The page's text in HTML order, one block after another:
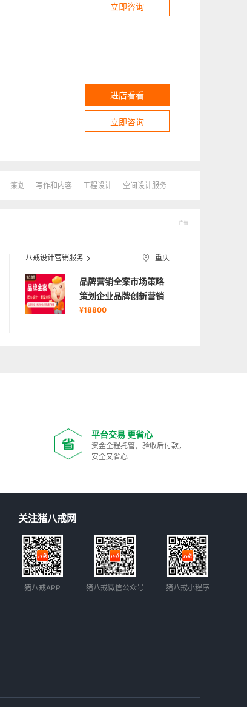
立即咨询
进店看看
立即咨询
策划 写作和内容 工程设计 空间设计服务
八戒设计营销服务 重庆
品牌营销全案市场策略
策划企业品牌创新营销
品牌VI
¥18800
平台交易 更省心
资金全程托管，验收后付款，
安全又省心
关注猪八戒网
猪八戒APP 猪八戒微信公众号 猪八戒小程序